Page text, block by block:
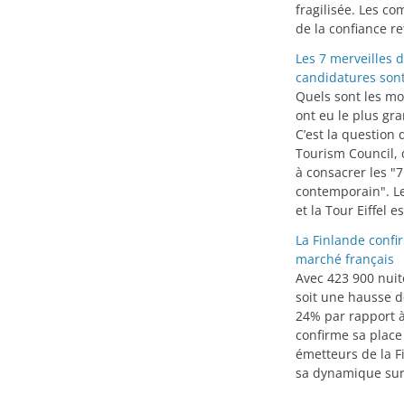
fragilisée. Les
de la confiance
Les 7 merveilles
candidatures
Quels sont les
ont eu le plus
C’est la question
Tourism Council,
à consacrer les
contemporain".
et la Tour Eiffel
La Finlande
marché français
Avec 423 900
soit une hausse
24% par rapport
confirme sa
émetteurs de la
sa dynamique